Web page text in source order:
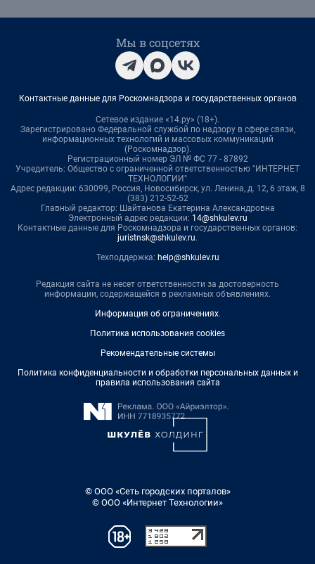
Мы в соцсетях
Контактные данные для Роскомнадзора и государственных органов
Сетевое издание «14.ру» (18+).
Зарегистрировано Федеральной службой по надзору в сфере связи,
информационных технологий и массовых коммуникаций
(Роскомнадзор).
Регистрационный номер ЭЛ № ФС 77 - 87892
Учредитель: Общество с ограниченной ответственностью "ИНТЕРНЕТ
ТЕХНОЛОГИИ"
Адрес редакции: 630099, Россия, Новосибирск, ул. Ленина, д. 12, 6 этаж, 8
(383) 212-52-52
Главный редактор: Шайтанова Екатерина Александровна
Электронный адрес редакции: 14@shkulev.ru
Контактные данные для Роскомнадзора и государственных органов:
juristnsk@shkulev.ru.
Техподдержка: help@shkulev.ru
Редакция сайта не несет ответственности за достоверность
информации, содержащейся в рекламных объявлениях.
Информация об ограничениях.
Политика использования cookies
Рекомендательные системы
Политика конфиденциальности и обработки персональных данных и
правила использования сайта
© ООО «Сеть городских порталов»
© ООО «Интернет Технологии»